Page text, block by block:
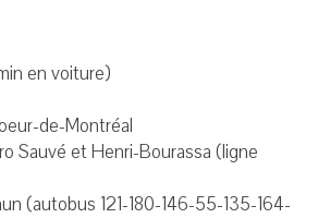
en voiture)
de-Montréal
Sauvé et Henri-Bourassa (ligne
(autobus 121-180-146-55-135-164-